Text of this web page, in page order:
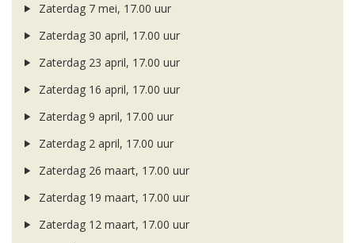
Zaterdag 7 mei, 17.00 uur
Zaterdag 30 april, 17.00 uur
Zaterdag 23 april, 17.00 uur
Zaterdag 16 april, 17.00 uur
Zaterdag 9 april, 17.00 uur
Zaterdag 2 april, 17.00 uur
Zaterdag 26 maart, 17.00 uur
Zaterdag 19 maart, 17.00 uur
Zaterdag 12 maart, 17.00 uur